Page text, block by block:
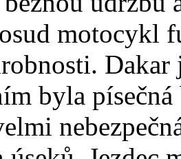
motocykl
byla